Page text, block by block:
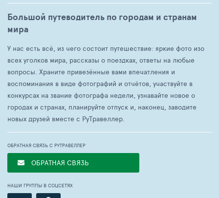
Большой путеводитель по городам и странам
мира
У нас есть всё, из чего состоит путешествие: яркие фото изо
всех уголков мира, рассказы о поездках, ответы на любые
вопросы. Храните привезённые вами впечатления и
воспоминания в виде фотографий и отчётов, участвуйте в
конкурсах на звание фотографа недели, узнавайте новое о
городах и странах, планируйте отпуск и, наконец, заводите
новых друзей вместе с РуТравеллер.
ОБРАТНАЯ СВЯЗЬ С РУТРАВЕЛЛЕР
ОБРАТНАЯ СВЯЗЬ
НАШИ ГРУППЫ В СОЦСЕТЯХ